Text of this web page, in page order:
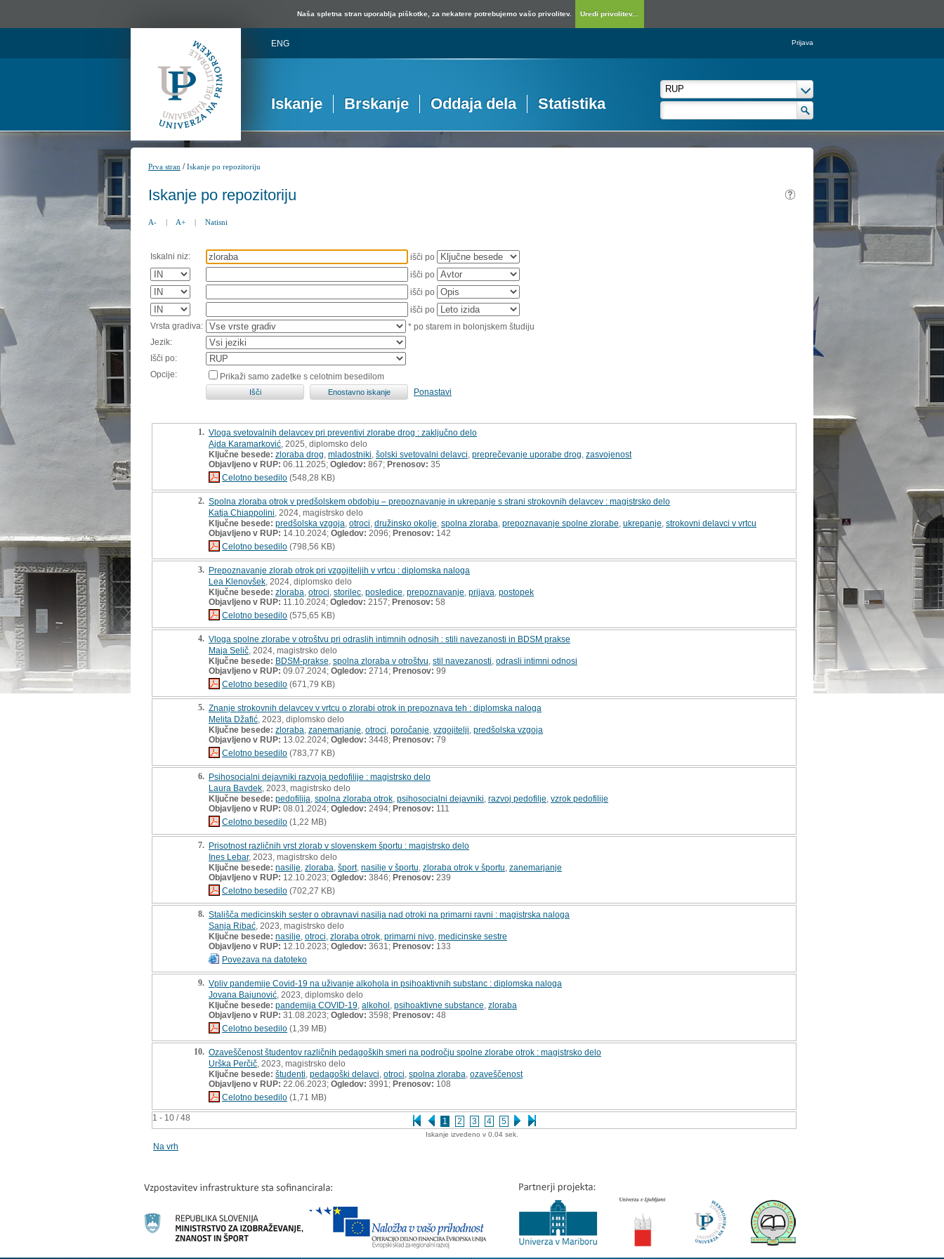
Naša spletna stran uporablja piškotke, za nekatere potrebujemo vašo privolitev. Uredi privolitev...
ENG Prijava
Iskanje Brskanje Oddaja dela Statistika
Prva stran /Iskanje po repozitoriju
Iskanje po repozitoriju
A- | A+ | Natisni
Iskalni niz:
išči po
išči po
išči po
išči po
Vrsta gradiva:
* po starem in bolonjskem študiju
Jezik:
Išči po:
Opcije:
Prikaži samo zadetke s celotnim besedilom
Ponastavi
1 - 10 / 48 1 2 3 4 5
1. Vloga svetovalnih delavcev pri preventivi zlorabe drog : zaključno delo
Ajda Karamarković , 2025, diplomsko delo
Ključne besede: zloraba drog mladostniki šolski svetovalni delavci preprečevanje uporabe drog zasvojenost
Objavljeno v RUP: 06.11.2025; Ogledov: 867; Prenosov: 35
Celotno besedilo (548,28 KB)
2. Spolna zloraba otrok v predšolskem obdobju – prepoznavanje in ukrepanje s strani strokovnih delavcev : magistrsko delo
Katja Chiappolini , 2024, magistrsko delo
Ključne besede: predšolska vzgoja otroci družinsko okolje spolna zloraba prepoznavanje spolne zlorabe ukrepanje strokovni delavci v vrtcu
Objavljeno v RUP: 14.10.2024; Ogledov: 2096; Prenosov: 142
Celotno besedilo (798,56 KB)
3. Prepoznavanje zlorab otrok pri vzgojiteljih v vrtcu : diplomska naloga
Lea Klenovšek , 2024, diplomsko delo
Ključne besede: zloraba otroci storilec posledice prepoznavanje prijava postopek
Objavljeno v RUP: 11.10.2024; Ogledov: 2157; Prenosov: 58
Celotno besedilo (575,65 KB)
4. Vloga spolne zlorabe v otroštvu pri odraslih intimnih odnosih : stili navezanosti in BDSM prakse
Maja Selič , 2024, magistrsko delo
Ključne besede: BDSM-prakse spolna zloraba v otroštvu stil navezanosti odrasli intimni odnosi
Objavljeno v RUP: 09.07.2024; Ogledov: 2714; Prenosov: 99
Celotno besedilo (671,79 KB)
5. Znanje strokovnih delavcev v vrtcu o zlorabi otrok in prepoznava teh : diplomska naloga
Melita Džafić , 2023, diplomsko delo
Ključne besede: zloraba zanemarjanje otroci poročanje vzgojitelji predšolska vzgoja
Objavljeno v RUP: 13.02.2024; Ogledov: 3448; Prenosov: 79
Celotno besedilo (783,77 KB)
6. Psihosocialni dejavniki razvoja pedofilije : magistrsko delo
Laura Bavdek , 2023, magistrsko delo
Ključne besede: pedofilija spolna zloraba otrok psihosocialni dejavniki razvoj pedofilje vzrok pedofilije
Objavljeno v RUP: 08.01.2024; Ogledov: 2494; Prenosov: 111
Celotno besedilo (1,22 MB)
7. Prisotnost različnih vrst zlorab v slovenskem športu : magistrsko delo
Ines Lebar, 2023, magistrsko delo
Ključne besede: nasilje zloraba šport, nasilje v športu zloraba otrok v športu zanemarjanje
Objavljeno v RUP: 12.10.2023; Ogledov: 3846; Prenosov: 239
Celotno besedilo (702,27 KB)
8. Stališča medicinskih sester o obravnavi nasilja nad otroki na primarni ravni : magistrska naloga
Sanja Ribać , 2023, magistrsko delo
Ključne besede: nasilje otroci zloraba otrok primarni nivo medicinske sestre
Objavljeno v RUP: 12.10.2023; Ogledov: 3631; Prenosov: 133
Povezava na datoteko
9. Vpliv pandemije Covid-19 na uživanje alkohola in psihoaktivnih substanc : diplomska naloga
Jovana Bajunović , 2023, diplomsko delo
Ključne besede: pandemija COVID-19 alkohol psihoaktivne substance zloraba
Objavljeno v RUP: 31.08.2023; Ogledov: 3598; Prenosov: 48
Celotno besedilo (1,39 MB)
10. Ozaveščenost študentov različnih pedagoških smeri na področju spolne zlorabe otrok : magistrsko delo
Urška Perčič , 2023, magistrsko delo
Ključne besede: študenti pedagoški delavci otroci spolna zloraba ozaveščenost
Objavljeno v RUP: 22.06.2023; Ogledov: 3991; Prenosov: 108
Celotno besedilo (1,71 MB)
Iskanje izvedeno v 0.04 sek.
Na vrh